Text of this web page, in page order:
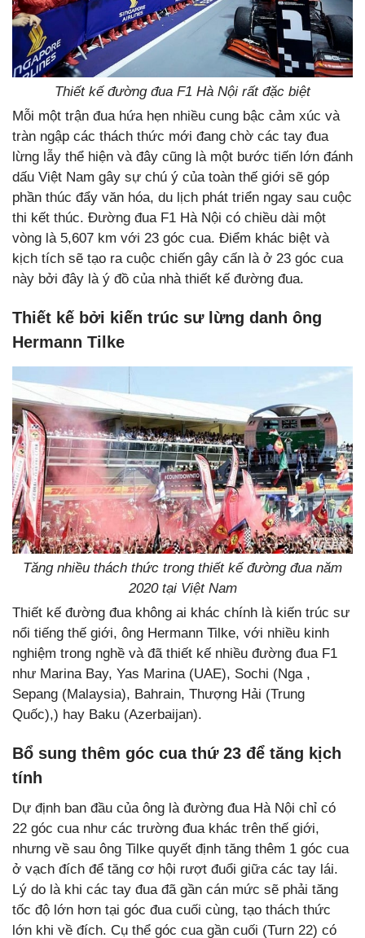
Thiết kế đường đua F1 Hà Nội rất đặc biệt
Mỗi một trận đua hứa hẹn nhiều cung bậc cảm xúc và
tràn ngập các thách thức mới đang chờ các tay đua
lừng lẫy thể hiện và đây cũng là một bước tiến lớn đánh
dấu Việt Nam gây sự chú ý của toàn thế giới sẽ góp
phần thúc đẩy văn hóa, du lịch phát triển ngay sau cuộc
thi kết thúc. Đường đua F1 Hà Nội có chiều dài một
vòng là 5,607 km với 23 góc cua. Điểm khác biệt và
kịch tích sẽ tạo ra cuộc chiến gây cấn là ở 23 góc cua
này bởi đây là ý đồ của nhà thiết kế đường đua.
Thiết kế bởi kiến trúc sư lừng danh ông
Hermann Tilke
Tăng nhiều thách thức trong thiết kế đường đua năm
2020 tại Việt Nam
Thiết kế đường đua không ai khác chính là kiến trúc sư
nổi tiếng thế giới, ông Hermann Tilke, với nhiều kinh
nghiệm trong nghề và đã thiết kế nhiều đường đua F1
như Marina Bay, Yas Marina (UAE), Sochi (Nga ,
Sepang (Malaysia), Bahrain, Thượng Hải (Trung
Quốc),) hay Baku (Azerbaijan).
Bổ sung thêm góc cua thứ 23 để tăng kịch
tính
Dự định ban đầu của ông là đường đua Hà Nội chỉ có
22 góc cua như các trường đua khác trên thế giới,
nhưng về sau ông Tilke quyết định tăng thêm 1 góc cua
ở vạch đích để tăng cơ hội rượt đuổi giữa các tay lái.
Lý do là khi các tay đua đã gần cán mức sẽ phải tăng
tốc độ lớn hơn tại góc đua cuối cùng, tạo thách thức
lớn khi về đích. Cụ thể góc cua gần cuối (Turn 22) có